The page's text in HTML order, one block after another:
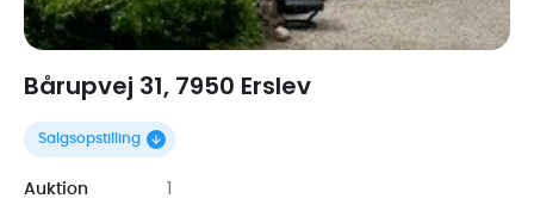
Bårupvej 31, 7950 Erslev
Salgsopstilling
Auktion 1